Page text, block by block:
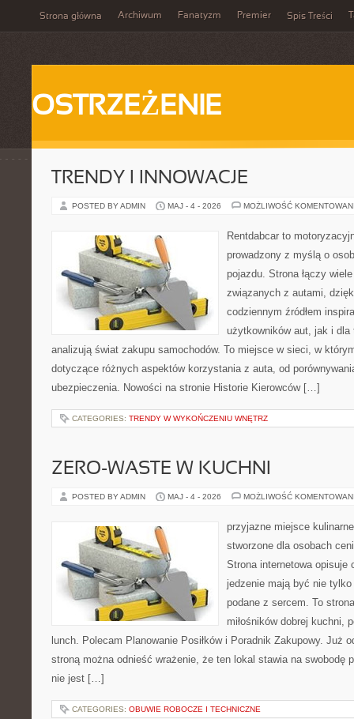
Strona główna Archiwum Fanatyzm Premier Spis Treści
OSTRZEŻENIE
TRENDY I INNOWACJE
POSTED BY ADMIN MAJ - 4 - 2026 MOŻLIWOŚĆ
Rentdabcar to
prowadzony z myślą o
pojazdu. Strona łączy
związanych z autami,
codziennym źródłem
użytkowników aut, jak i
analizują świat zakupu samochodów. To miejsce w sieci, w
dotyczące różnych aspektów korzystania z auta, od
ubezpieczenia. Nowości na stronie Historie Kierowców […]
CATEGORIES: TRENDY W WYKOŃCZENIU WNĘTRZ
ZERO-WASTE W KUCHNI
POSTED BY ADMIN MAJ - 4 - 2026 MOŻLIWOŚĆ
przyjazne miejsce
stworzone dla osobach
Strona internetowa opisuje
jedzenie mają być nie
podane z sercem. To
miłośników dobrej kuchni,
lunch. Polecam Planowanie Posiłków i Poradnik Zakupowy. Już
stroną można odnieść wrażenie, że ten lokal stawia na swobodę
nie jest […]
CATEGORIES: OBUWIE ROBOCZE I TECHNICZNE